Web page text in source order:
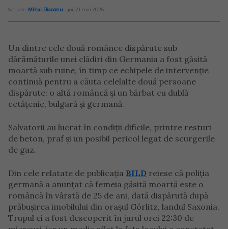
Scris de: Mihai Diaconu - joi, 21 mai 2026
Un dintre cele două românce dispărute sub
dărâmăturile unei clădiri din Germania a fost găsită
moartă sub ruine, în timp ce echipele de intervenție
continuă pentru a căuta celelalte două persoane
dispărute: o altă româncă și un bărbat cu dublă
cetățenie, bulgară și germană.
Salvatorii au lucrat în condiții dificile, printre resturi
de beton, praf și un posibil pericol legat de scurgerile
de gaz.
Din cele relatate de publicația BILD reiese că poliția
germană a anunțat că femeia găsită moartă este o
româncă în vârstă de 25 de ani, dată dispărută după
prăbușirea imobilului din orașul Görlitz, landul Saxonia.
Trupul ei a fost descoperit în jurul orei 22:30 de